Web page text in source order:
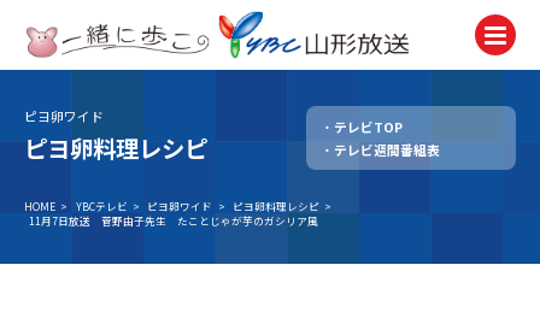
テレビ
TV
ラジオ
Radio
ピヨ卵ワイド
ピヨ卵料理レシピ
テレビTOP
テレビ週間番組表
HOME > YBCテレビ > ピヨ卵ワイド > ピヨ卵料理レシピ >
11月7日放送 菅野由子先生 たことじゃが芋のガシリア風